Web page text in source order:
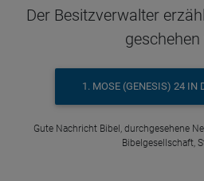
Der Besitzverwalter
geschehen
1. MOSE (GENESIS) 24 IN
Gute Nachricht Bibel, durchgesehene
Bibelgesellschaft,